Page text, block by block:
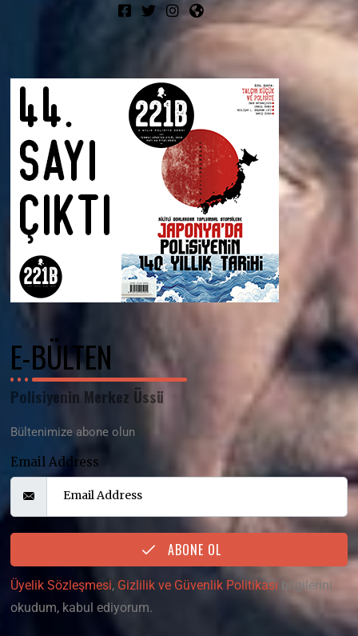
E-BÜLTEN
Polisiyenin Merkez Üssü
Bültenimize abone olun
Email Address
ABONE OL
Üyelik Sözleşmesi, Gizlilik ve Güvenlik Politikası bilgilerini
okudum, kabul ediyorum.